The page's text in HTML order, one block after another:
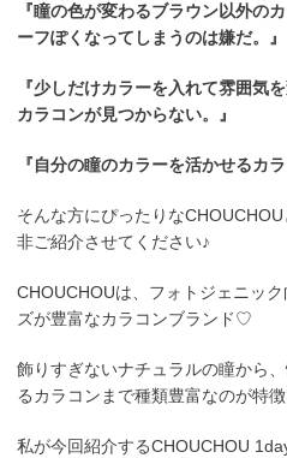
『瞳の色が変わるブラウン以外の
ーフぽくなってしまうのは嫌だ。』
『少しだけカラーを入れて雰囲気
カラコンが見つからない。』
『自分の瞳のカラーを活かせるカ
そんな方にぴったりな
非ご紹介させてください♪
CHOUCHOUは、フォトジェニッ
ズが豊富なカラコンブランド♡
飾りすぎないナチュラルの瞳から
るカラコンまで種類豊富なのが特徴
私が今回紹介するCHOUCHOU